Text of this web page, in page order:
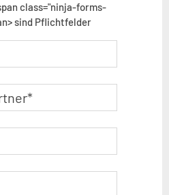
class="ninja-forms-
sind Pflichtfelder